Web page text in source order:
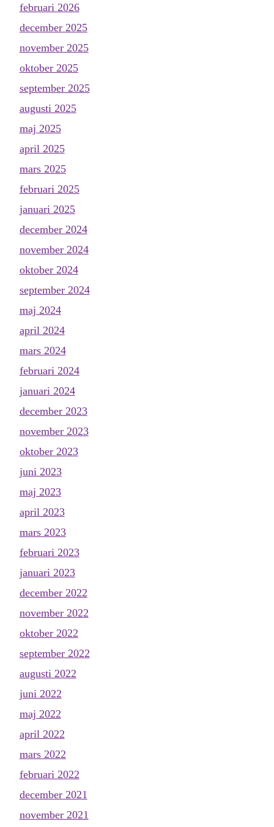
februari 2026
december 2025
november 2025
oktober 2025
september 2025
augusti 2025
maj 2025
april 2025
mars 2025
februari 2025
januari 2025
december 2024
november 2024
oktober 2024
september 2024
maj 2024
april 2024
mars 2024
februari 2024
januari 2024
december 2023
november 2023
oktober 2023
juni 2023
maj 2023
april 2023
mars 2023
februari 2023
januari 2023
december 2022
november 2022
oktober 2022
september 2022
augusti 2022
juni 2022
maj 2022
april 2022
mars 2022
februari 2022
december 2021
november 2021